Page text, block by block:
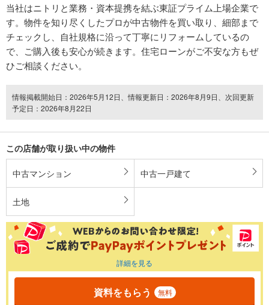
当社はニトリと業務・資本提携を結ぶ東証プライム上場企業で
す。物件を知り尽くしたプロが中古物件を買い取り、細部まで
チェックし、自社規格に沿って丁寧にリフォームしているの
で、ご購入後も安心が続きます。住宅ローンがご不安な方もぜ
ひご相談ください。
情報掲載開始日：2026年5月12日、情報更新日：2026年8月9日、次回更新
予定日：2026年8月22日
この店舗が取り扱い中の物件
中古マンション 中古一戸建て
土地
詳細を見る
資料をもらう 無料